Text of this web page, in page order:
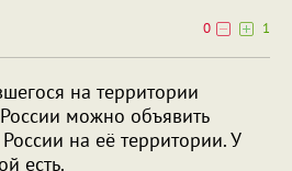
0
1
на территории
можно объявить
на её территории. У
есть.